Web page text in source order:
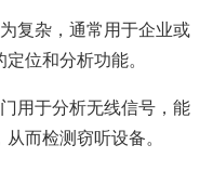
复杂，通常用于企业或
位和分析功能。
用于分析无线信号，能
而检测窃听设备。